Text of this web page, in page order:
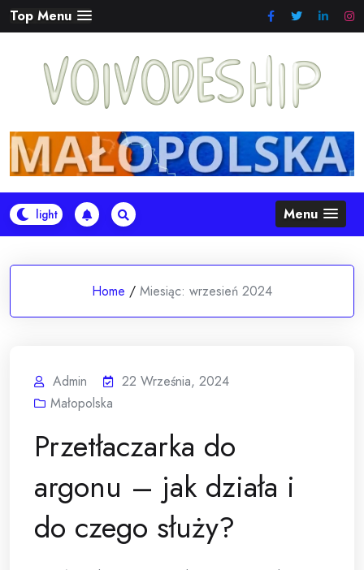
Skip
to
Top Menu
Menu
Home / Miesiąc: wrzesień 2024
Admin
22 Września, 2024
Małopolska
Przetłaczarka do
argonu – jak działa i
do czego służy?